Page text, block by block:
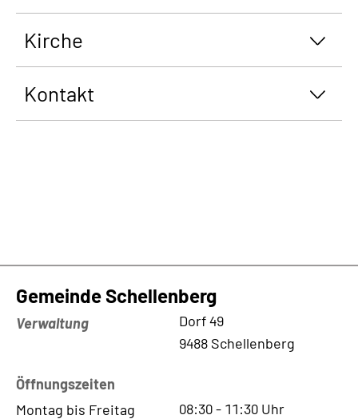
Kirche
Kontakt
Gemeinde Schellenberg
Verwaltung
Dorf 49
9488 Schellenberg
Öffnungszeiten
Montag bis Freitag
08:30- 11:30 Uhr